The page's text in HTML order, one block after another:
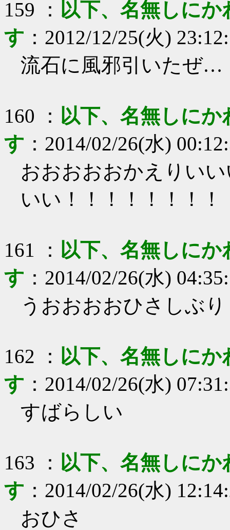
159 ： 以下、名無しに
す ： 2012/12/25(火)
流石に風邪引いたぜ…
160 ： 以下、名無しに
す ： 2014/02/26(水)
おおおおおかえりい
いい！！！！！！！！
161 ： 以下、名無しに
す ： 2014/02/26(水)
うおおおおひさしぶり
162 ： 以下、名無しに
す ： 2014/02/26(水)
すばらしい
163 ： 以下、名無しに
す ： 2014/02/26(水)
おひさ